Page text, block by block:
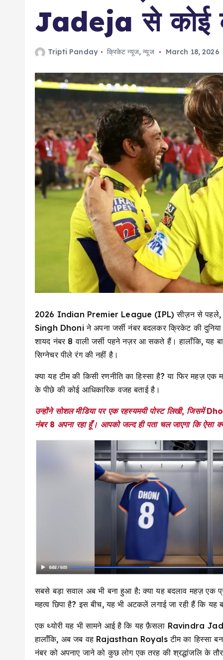
Jadeja से कोई
Tripti Panday क्रिकेट न्यूज,न्यूज March 18, 2026
2026 Indian Premier League (IPL) सीज़न से पहले,
Singh Dhoni ने अपना जर्सी नंबर बदलकर क्रिकेट की
शायद नंबर 8 वाली जर्सी पहने नज़र आ सकते हैं। हालाँकि, यह
सिग्नेचर पीले रंग की नहीं है।
क्या यह टीम की किसी रणनीति का हिस्सा है? या फिर महज़
के पीछे की कोई आधिकारिक वजह बताई है।
उन्होंने सोशल मीडिया पर एक रहस्यमयी पोस्ट लिखी,
नंबर 8 अपना रहा हूँ। आपको जल्द ही पता चल जाएगा कि ऐसा
सबसे बड़ा सवाल अब भी बना हुआ है: क्या यह बदलाव महज़ एक
महत्व छिपा है? इस बीच, यह भी अटकलें लगाई जा रही हैं कि
एक थ्योरी यह भी सामने आई है कि यह फ़ैसला Ravindra
हालाँकि, अब जब वह Rajasthan Royals टीम का हिस्सा बन
नंबर को अपनाए जाने को कुछ लोग एक तरह की श्रद्धांजलि के